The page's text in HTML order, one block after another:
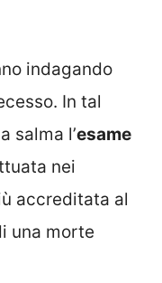
indagando
In tal
salma l’esame
nei
accreditata al
una morte